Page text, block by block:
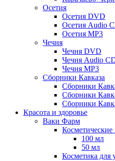
Осетия
Осетия DVD
Осетия Audio
Осетия MP3
Чечня
Чечня DVD
Чечня Audio
Чечня MP3
Сборники Кавказа
Сборники
Сборники
Сборники
Красота и здоровье
Ваки Фарм
Косметические
100 мл
50 мл
Косметика для